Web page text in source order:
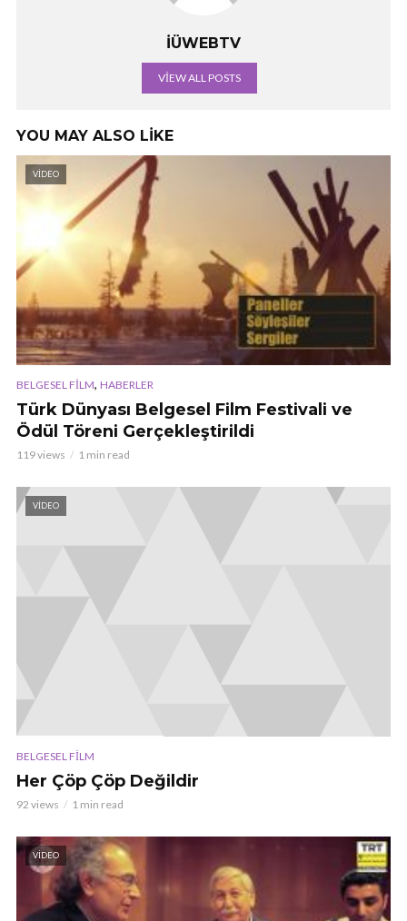
İÜWEBTV
VIEW ALL POSTS
YOU MAY ALSO LIKE
VIDEO
BELGESEL FILM, HABERLER
Türk Dünyası Belgesel Film Festivali ve
Ödül Töreni Gerçekleştirildi
119 views 1 min read
VIDEO
BELGESEL FILM
Her Çöp Çöp Değildir
92 views 1 min read
VIDEO